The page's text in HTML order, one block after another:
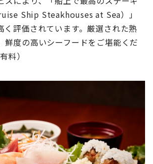
Ship Steakhouses at Sea）」
く評価されています。厳選された熟
鮮度の高いシーフードをご堪能くだ
料）